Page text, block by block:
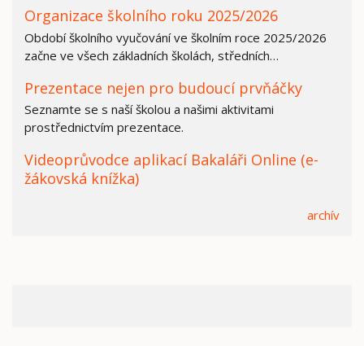
Organizace školního roku 2025/2026
Období školního vyučování ve školním roce 2025/2026
začne ve všech základních školách, středních…
Prezentace nejen pro budoucí prvňáčky
Seznamte se s naší školou a našimi aktivitami
prostřednictvím prezentace.
Videoprůvodce aplikací Bakaláři Online (e-
žákovská knížka)
archív